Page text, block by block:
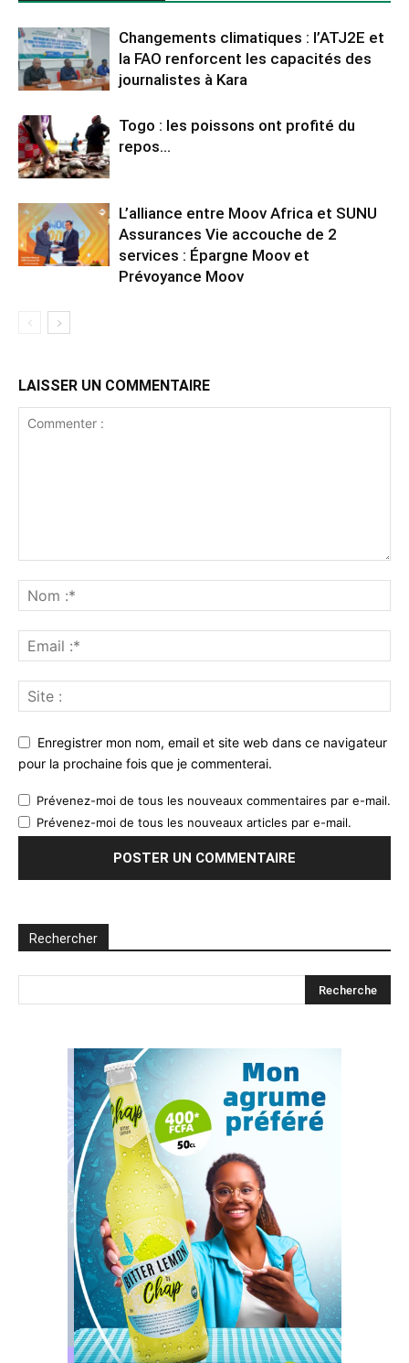
Changements climatiques : l’ATJ2E et
la FAO renforcent les capacités des
journalistes à Kara
Togo : les poissons ont profité du
repos…
L’alliance entre Moov Africa et SUNU
Assurances Vie accouche de 2
services : Épargne Moov et
Prévoyance Moov
LAISSER UN COMMENTAIRE
Enregistrer mon nom, email et site web dans ce navigateur
pour la prochaine fois que je commenterai.
Prévenez-moi de tous les nouveaux commentaires par e-mail.
Prévenez-moi de tous les nouveaux articles par e-mail.
Rechercher